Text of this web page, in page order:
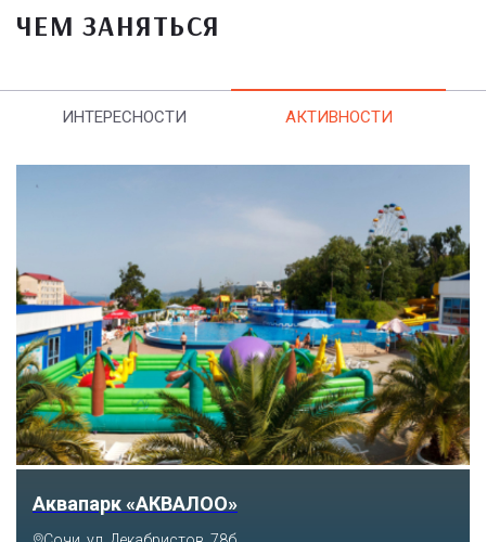
ЧЕМ ЗАНЯТЬСЯ
ИНТЕРЕСНОСТИ АКТИВНОСТИ
Тематический парк развлечений «Сочи